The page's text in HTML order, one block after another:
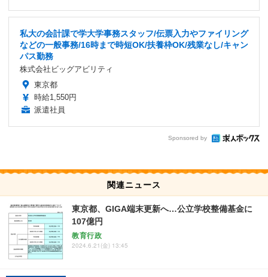
私大の会計課で学大学事務スタッフ/伝票入力やファイリング
などの一般事務/16時まで時短OK/扶養枠OK/残業なし/キャン
パス勤務
株式会社ビッグアビリティ
東京都
時給1,550円
派遣社員
Sponsored by
関連ニュース
東京都、GIGA端末更新へ…公立学校整備基金に
107億円
教育行政
2024.6.21(金) 13:45